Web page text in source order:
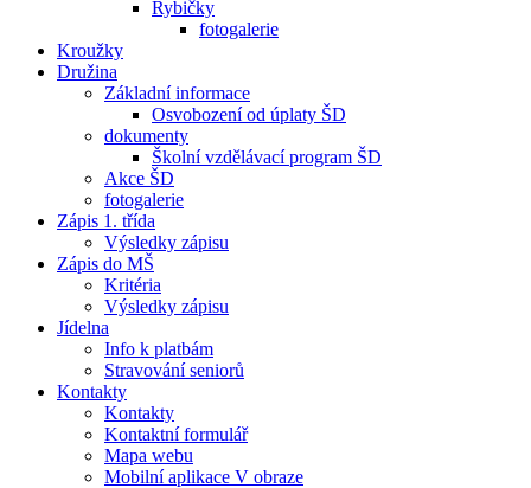
Rybičky
fotogalerie
Kroužky
Družina
Základní informace
Osvobození od úplaty ŠD
dokumenty
Školní vzdělávací program ŠD
Akce ŠD
fotogalerie
Zápis 1. třída
Výsledky zápisu
Zápis do MŠ
Kritéria
Výsledky zápisu
Jídelna
Info k platbám
Stravování seniorů
Kontakty
Kontakty
Kontaktní formulář
Mapa webu
Mobilní aplikace V obraze